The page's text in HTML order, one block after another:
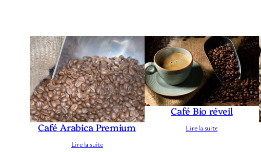
Café Arabica Premium
Lire la suite
Café Bio réveil
Lire la suite